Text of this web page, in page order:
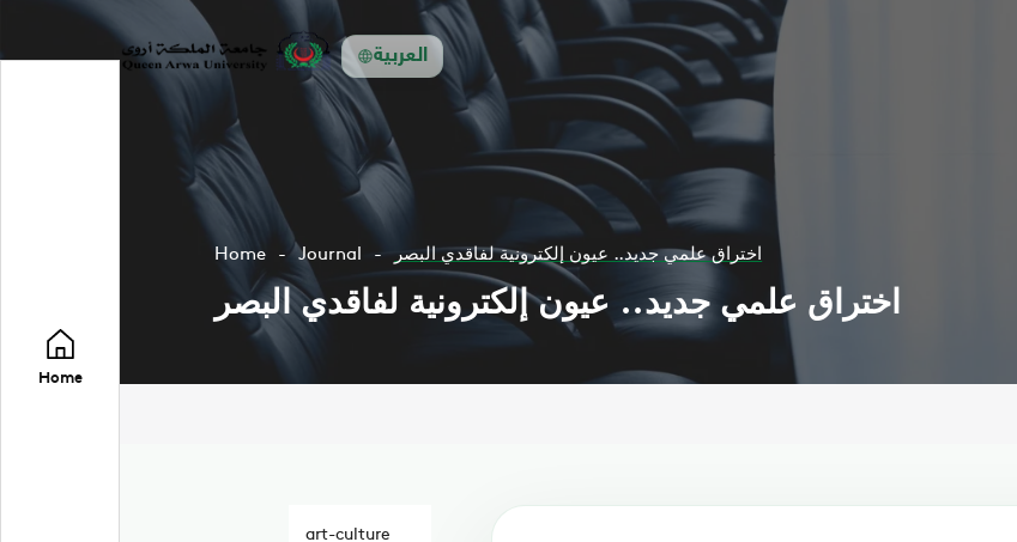
العربية
Home
Home Journal اختراق علمي جديد.. عيون إلكترونية لفاقدي البصر
اختراق علمي جديد.. عيون إلكترونية لفاقدي البصر
art-culture